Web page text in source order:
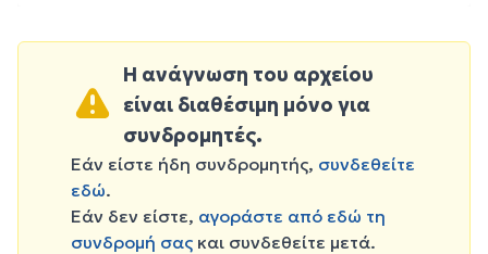
Η ανάγνωση του αρχείου
είναι διαθέσιμη μόνο για
συνδρομητές.
Εάν είστε ήδη συνδρομητής, συνδεθείτε
εδώ.
Εάν δεν είστε, αγοράστε από εδώ τη
συνδρομή σας και συνδεθείτε μετά.